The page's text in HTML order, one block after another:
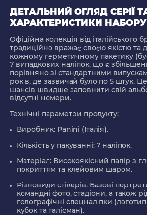
ДЕТАЛЬНИЙ ОГЛЯД СЕРІЇ
ХАРАКТЕРИСТИКИ НАБОРУ
Офіційна колекція від італійського
традиційно вражає своєю якістю та
кожному герметичному пакетику
7 випадкових наліпок, що є
порівняно зі стандартними
років, де зазвичай було по 5 штук.
шансів швидше заповнити свій
відсутні номери.
Технічні параметри продукту:
Виробник: Panini (Італія).
Кількість у пакуванні: 7 наліпок.
Матеріал: Високоякісний папір з
покриттям та клейовим шаром.
Різновиди стікерів: Базові
командні фото, стадіони, а також
голографічні спецналіпки
кубок та талісман).